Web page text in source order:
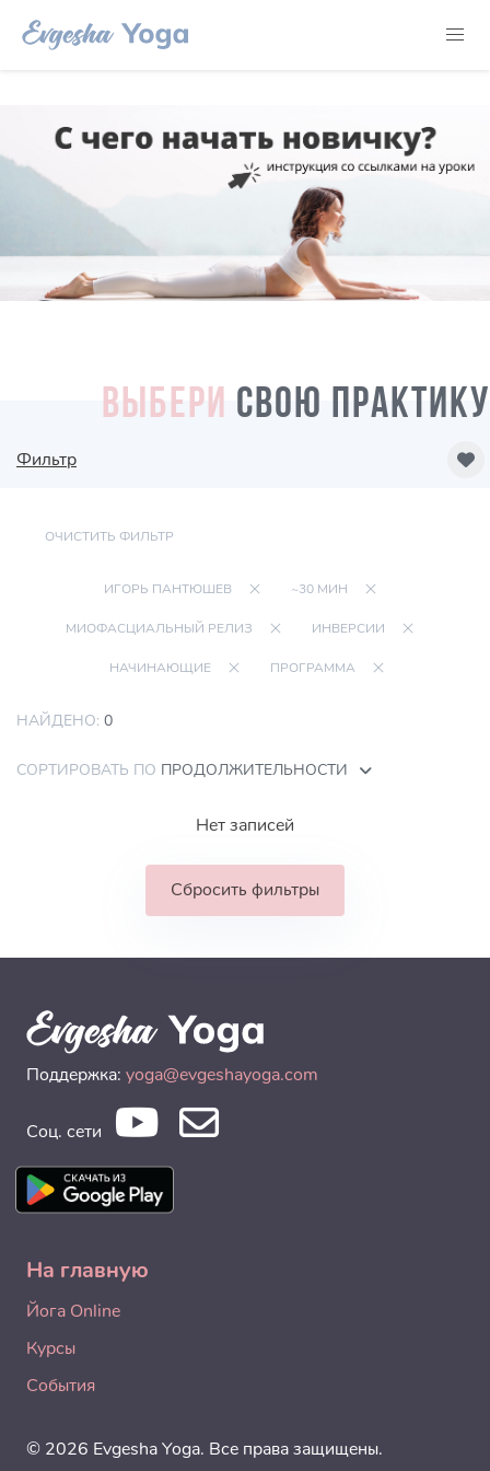
ВЫБЕРИ СВОЮ ПРАКТИКУ
Фильтр
ОЧИСТИТЬ ФИЛЬТР
ИГОРЬ ПАНТЮШЕВ ~30 МИН
МИОФАСЦИАЛЬНЫЙ РЕЛИЗ ИНВЕРСИИ
НАЧИНАЮЩИЕ ПРОГРАММА
НАЙДЕНО: 0
СОРТИРОВАТЬ ПО ПРОДОЛЖИТЕЛЬНОСТИ
Нет записей
Сбросить фильтры
Поддержка: yoga@evgeshayoga.com
Соц. сети
На главную
Йога Online
Курсы
События
© 2026 Evgesha Yoga. Все права защищены.